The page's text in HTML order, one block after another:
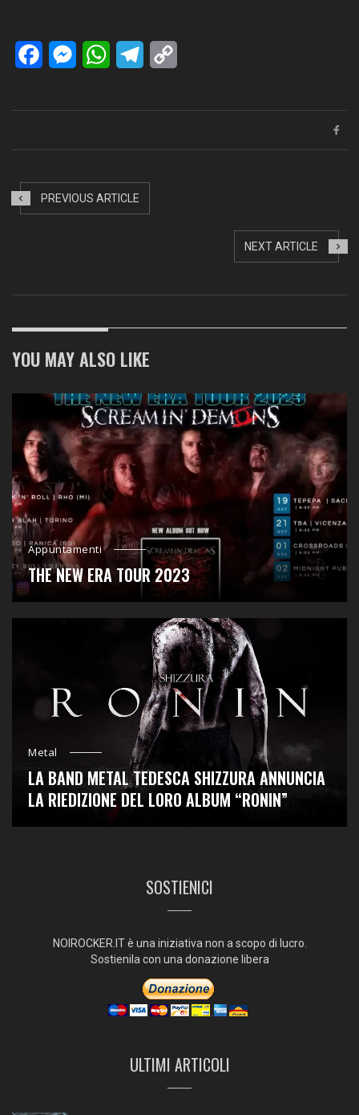
FacebookMessengerWhatsAppTelegram
PREVIOUS ARTICLE
NEXT ARTICLE
YOU MAY ALSO LIKE
Appuntamenti
THE NEW ERA TOUR 2023
Metal
LA BAND METAL TEDESCA SHIZZURA ANNUNCIA
LA RIEDIZIONE DEL LORO ALBUM “RONIN”
SOSTIENICI
NOIROCKER.IT è una iniziativa non a scopo di lucro.
Sostienila con una donazione libera
ULTIMI ARTICOLI